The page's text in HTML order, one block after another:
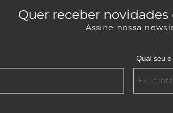
Quer receber
Assine nossa
Qual seu